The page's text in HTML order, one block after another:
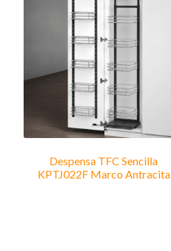
Despensa TFC Sencilla
KPTJ022F Marco Antracita